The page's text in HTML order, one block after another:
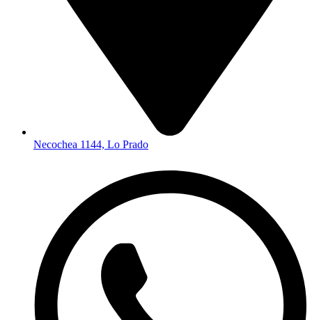
Necochea 1144, Lo Prado